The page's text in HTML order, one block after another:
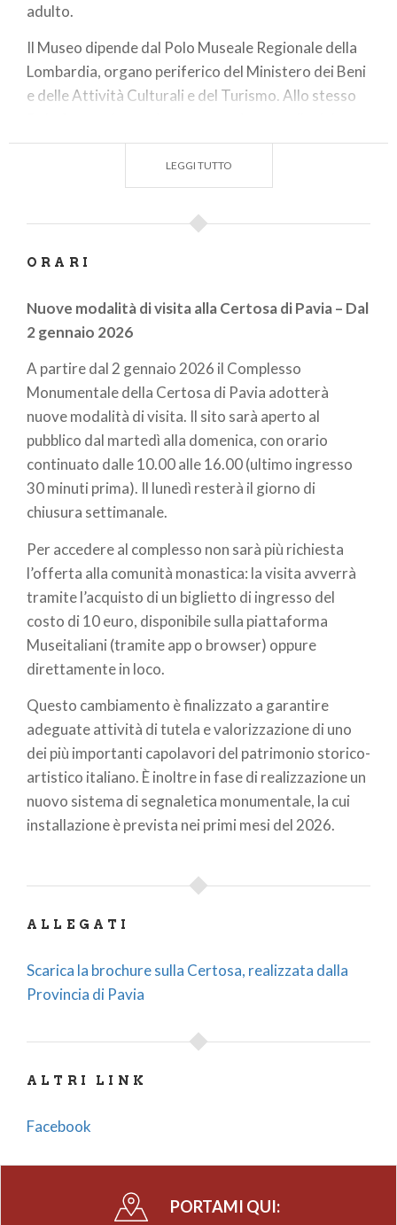
adulto.
Il Museo dipende dal Polo Museale Regionale della
Lombardia, organo periferico del Ministero dei Beni
e delle Attività Culturali e del Turismo. Allo stesso
personale in servizio presso il Museo.
LEGGI TUTTO
ORARI
Nuove modalità di visita alla Certosa di Pavia – Dal
2 gennaio 2026
A partire dal 2 gennaio 2026 il Complesso
Monumentale della Certosa di Pavia adotterà
nuove modalità di visita. Il sito sarà aperto al
pubblico dal martedì alla domenica, con orario
continuato dalle 10.00 alle 16.00 (ultimo ingresso
30 minuti prima). Il lunedì resterà il giorno di
chiusura settimanale.
Per accedere al complesso non sarà più richiesta
l’offerta alla comunità monastica: la visita avverrà
tramite l’acquisto di un biglietto di ingresso del
costo di 10 euro, disponibile sulla piattaforma
Museitaliani (tramite app o browser) oppure
direttamente in loco.
Questo cambiamento è finalizzato a garantire
adeguate attività di tutela e valorizzazione di uno
dei più importanti capolavori del patrimonio storico-
artistico italiano. È inoltre in fase di realizzazione un
nuovo sistema di segnaletica monumentale, la cui
installazione è prevista nei primi mesi del 2026.
ALLEGATI
Scarica la brochure sulla Certosa, realizzata dalla
Provincia di Pavia
ALTRI LINK
Facebook
PORTAMI QUI: